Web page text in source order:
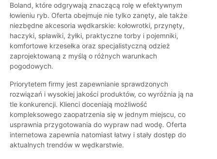
Boland, które odgrywają znaczącą rolę w efektywnym
łowieniu ryb. Oferta obejmuje nie tylko zanęty, ale także
niezbędne akcesoria wędkarskie: kołowrotki, przynęty,
haczyki, spławiki, żyłki, praktyczne torby i pojemniki,
komfortowe krzesełka oraz specjalistyczną odzież
zaprojektowaną z myślą o różnych warunkach
pogodowych.
Priorytetem firmy jest zapewnianie sprawdzonych
rozwiązań i wysokiej jakości produktów, co wyróżnia ją na
tle konkurencji. Klienci doceniają możliwość
kompleksowego zaopatrzenia się w jednym miejscu, co
usprawnia przygotowania do wypraw nad wodę. Oferta
internetowa zapewnia natomiast łatwy i stały dostęp do
aktualnych trendów w wędkarstwie.